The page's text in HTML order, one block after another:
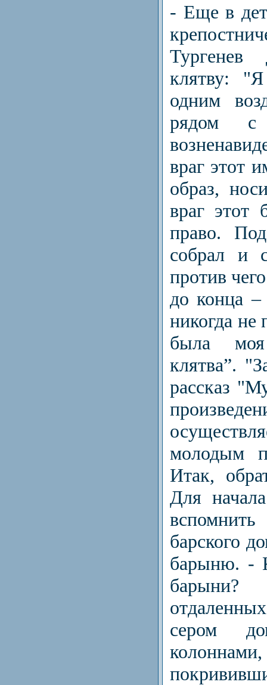
- Еще в
Тургенев
клятву:
одним
рядом
враг этот
образ,
враг этот
право.
собрал и
против
до конца
никогда не
была моя
клятва”.
рассказ
молодым
Итак,
Для
барского
барыню. -
сером